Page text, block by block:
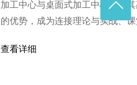
加工中心与桌面式加工中心正以
的优势，成为连接理论与实战、
查看详细